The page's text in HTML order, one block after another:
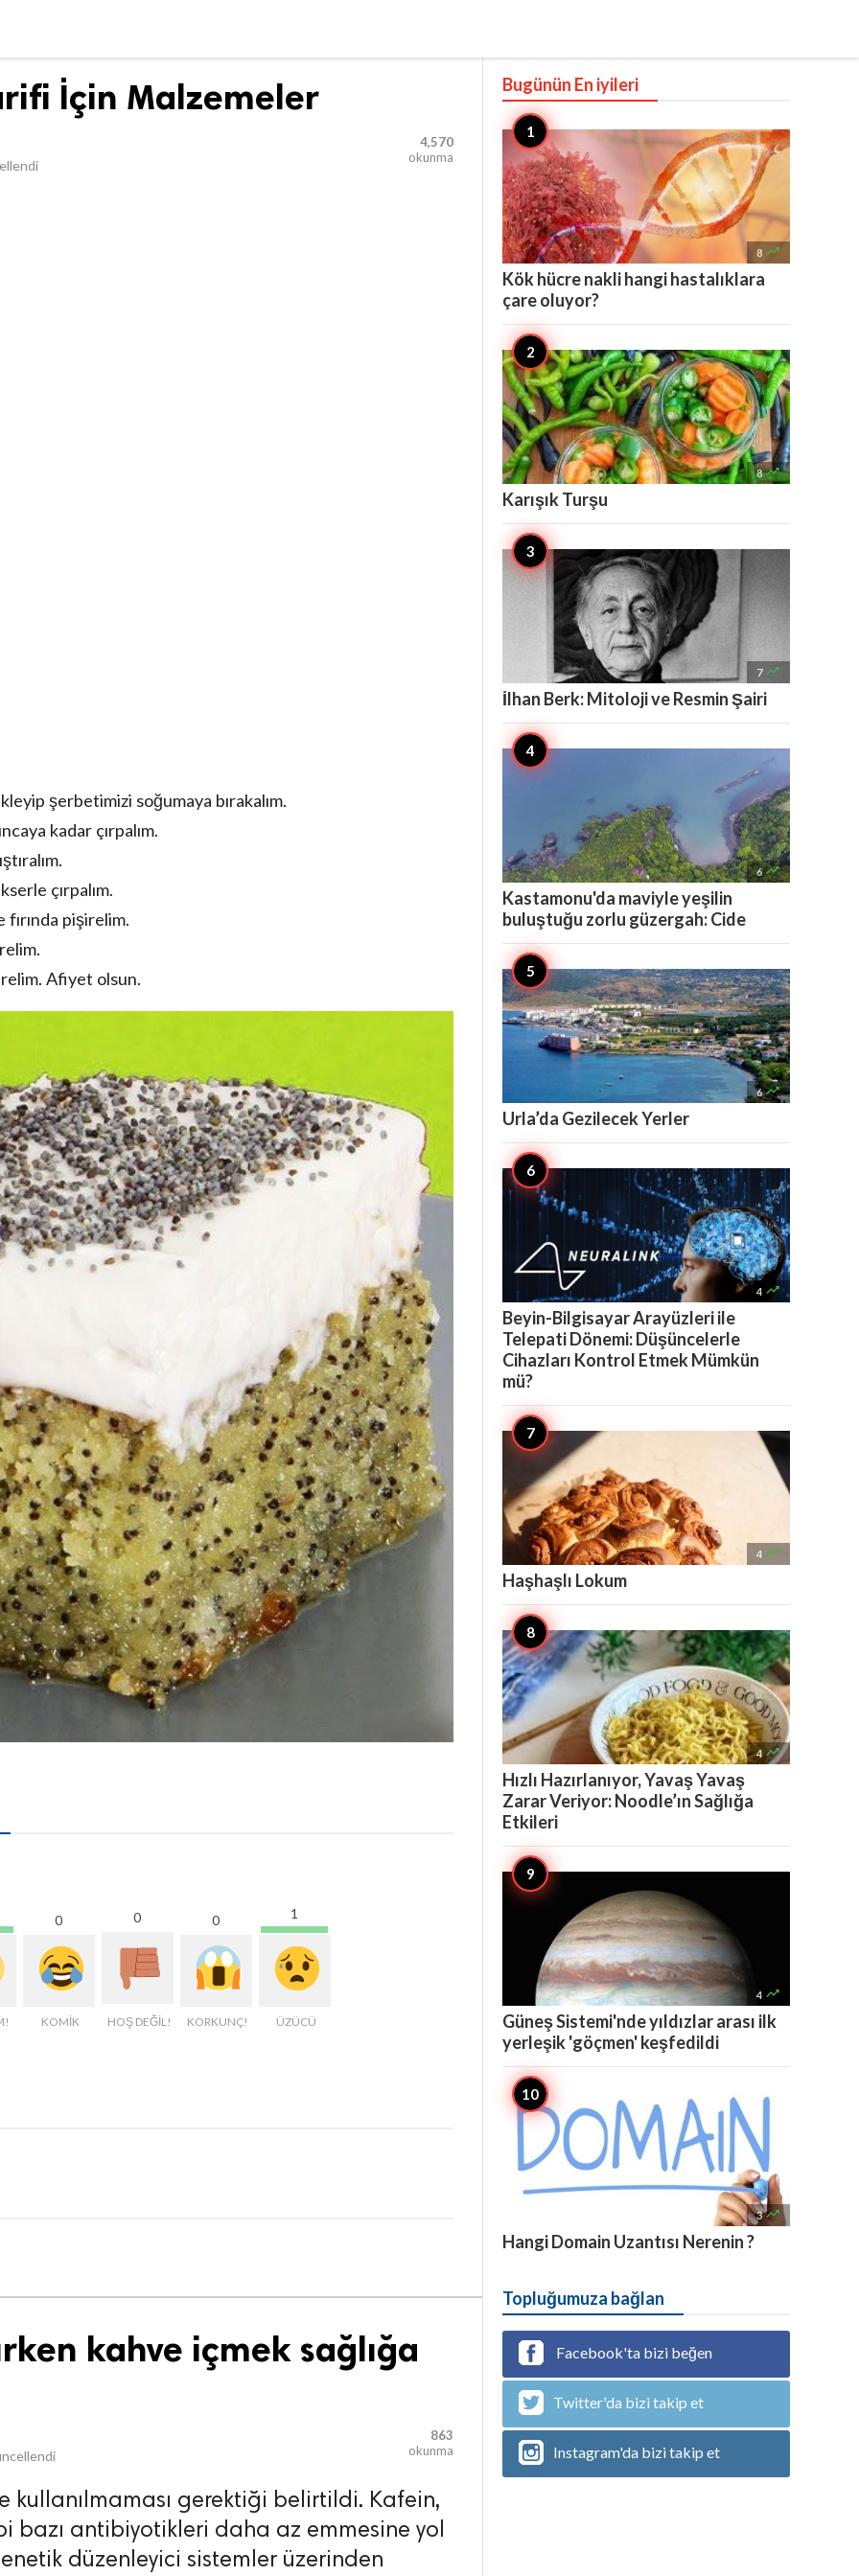
İçin Malzemeler
4,570
okunma
şerbetimizi soğumaya bırakalım.
kadar çırpalım.
çırpalım.
pişirelim.
Afiyet olsun.
0
KOMİK
0
HOŞ DEĞİL!
0
KORKUNÇ!
1
ÜZÜCÜ
kahve içmek sağlığa
863
okunma
gerektiği belirtildi. Kafein,
bazı antibiyotikleri daha az emmesine yol
düzenleyici sistemler üzerinden
Bugünün En iyileri
8 
Kök hücre nakli hangi hastalıklara
çare oluyor?
8 
Karışık Turşu
7 
İlhan Berk: Mitoloji ve Resmin Şairi
6 
Kastamonu'da maviyle yeşilin
buluştuğu zorlu güzergah: Cide
6 
Urla’da Gezilecek Yerler
4 
Beyin-Bilgisayar Arayüzleri ile
Telepati Dönemi: Düşüncelerle
Cihazları Kontrol Etmek Mümkün
mü?
4 
Haşhaşlı Lokum
4 
Hızlı Hazırlanıyor, Yavaş Yavaş
Zarar Veriyor: Noodle’ın Sağlığa
Etkileri
4 
Güneş Sistemi'nde yıldızlar arası ilk
yerleşik 'göçmen' keşfedildi
3 
Hangi Domain Uzantısı Nerenin ?
Topluğumuza bağlan
Facebook'ta bizi beğen
Twitter'da bizi takip et
Instagram'da bizi takip et